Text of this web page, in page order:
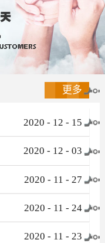
更多
2020 - 12 - 15
2020 - 12 - 03
2020 - 11 - 27
2020 - 11 - 24
2020 - 11 - 23